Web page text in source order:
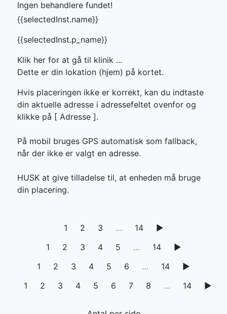
Ingen behandlere fundet!
{{selectedInst.name}}
{{selectedInst.p_name}}
Klik her for at gå til klinik ...
Dette er din lokation (hjem) på kortet.
Hvis placeringen ikke er korrekt, kan du indtaste
din aktuelle adresse i adressefeltet ovenfor og
klikke på [ Adresse ].
På mobil bruges GPS automatisk som fallback,
når der ikke er valgt en adresse.
HUSK at give tilladelse til, at enheden må bruge
din placering.
1 2 3 … 14
▶
1
2 3 4 5 … 14
▶
1
2 3 4 5 6 … 14
▶
1
2 3 4 5 6 7 8 … 14 ▶